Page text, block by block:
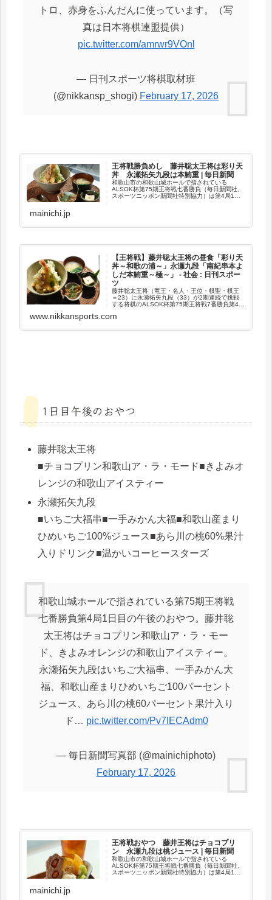
トロ、赤身をふんだんに使っています。（写
真は日本将棋連盟提供）
pic.twitter.com/amrwr9VOnl
— 日刊スポーツ将棋取材班
(@nikkansp_shogi) February 17, 2026
王将戦勝負めし 藤井聡太王将は彩り天
丼 永瀬拓矢九段は本鮪重 | 毎日新聞
和歌山市の和歌山城ホールで指されている
ALSOK杯第75期王将戦七番勝負（毎日新聞社、
スポーツニッポン新聞社特別協力）は第4局1日
mainichi.jp
【王将戦】藤井聡太王将の昼食「彩り天
丼～和歌の浦～」永瀬九段「南紀串本よ
しだ本鮪重～極～」 - 社会 : 日刊スポー
ツ
藤井聡太王将（竜王・名人・王位・棋聖・棋王
＝23）に永瀬拓矢九段（33）が2期連続で挑戦
する将棋のALSOK杯第75期王将戦7番勝負第4局
ニュースサイト、ニッカンスポーツ・コム
www.nikkansports.com
1日目午後のおやつ
藤井聡太王将
■チョコプリン和歌山ア・ラ・モード■きよみオ
レンジの和歌山アイスティー
永瀬拓矢九段
■いちご大福串■一手みかん大福■和歌山産まり
ひめいちご100%ジュース■あら川の桃60%果汁
入りドリンク■温かいコーヒースターズ
和歌山城ホールで指されている第75期王将戦
七番勝負第4局1日目の午後のおやつ。藤井聡
太王将はチョコプリン和歌山ア・ラ・モー
ド、きよみオレンジの和歌山アイスティー。
永瀬拓矢九段はいちご大福串、一手みかん大
福、和歌山産まりひめいちご100パーセント
ジュース、あら川の桃60パーセント果汁入り
ド… pic.twitter.com/Pv7IECAdm0
— 毎日新聞写真部 (@mainichiphoto)
February 17, 2026
王将戦おやつ 藤井王将はチョコプリ
ン 永瀬九段は桃ジュース | 毎日新聞
和歌山市の和歌山城ホールで指されている
ALSOK杯第75期王将戦七番勝負（毎日新聞社、
スポーツニッポン新聞社特別協力）は第4局1日
mainichi.jp